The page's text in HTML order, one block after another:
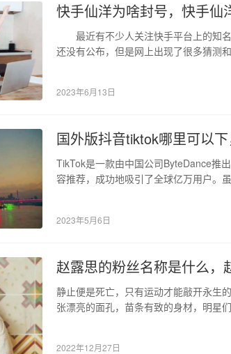
快手仙洋为啥封号，快手仙
最近有不少人关注快手平台上的知名
还没有公布，但是网上出现了很多猜测
2023年6月13日
国外版抖音tiktok哪里可以
TikTok是一款由中国公司ByteDance推
容推荐，成功地吸引了全球亿万用户。
2023年5月6日
赵露思的粉丝名称是什么，
静止便是死亡，只有运动才能敲开永
张漂亮的面孔，苗条有致的身材，明星
2022年12月27日